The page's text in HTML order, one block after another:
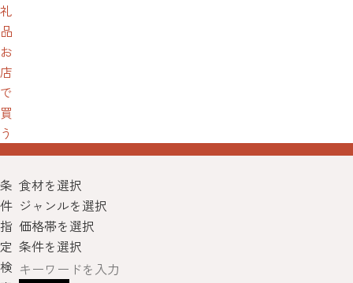
礼
品
お
店
で
買
う
条
件
指
定
検
食材を選択
ジャンルを選択
価格帯を選択
条件を選択